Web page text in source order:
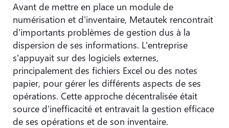
Avant de mettre en place un module de
numérisation et d'inventaire, Metautek rencontrait
d'importants problèmes de gestion dus à la
dispersion de ses informations. L'entreprise
s'appuyait sur des logiciels externes,
principalement des fichiers Excel ou des notes
papier, pour gérer les différents aspects de ses
opérations. Cette approche décentralisée était
source d'inefficacité et entravait la gestion efficace
de ses opérations et de son inventaire.